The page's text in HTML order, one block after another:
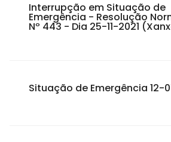
Interrupção em Situação de
Emergência - Resolução
Nº 443 - Dia 25-11-2021
Situação de Emergência 12-